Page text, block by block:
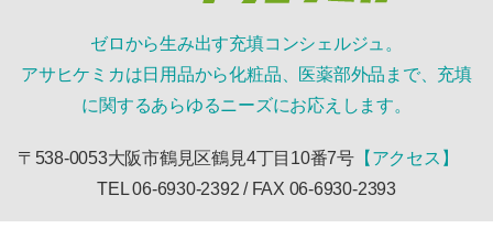
ゼロから生み出す充填コンシェルジュ。
アサヒケミカは日用品から化粧品、医薬部外品まで、充填
に関するあらゆるニーズにお応えします。
〒538-0053大阪市鶴見区鶴見4丁目10番7号【アクセス】
TEL 06-6930-2392 / FAX 06-6930-2393